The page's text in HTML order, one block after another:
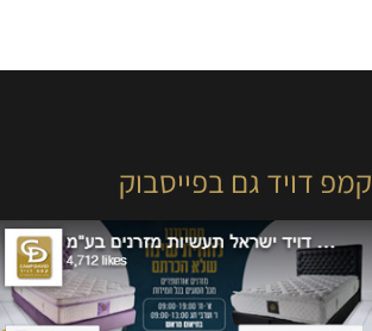
קמפ דויד גם בפייסבוק